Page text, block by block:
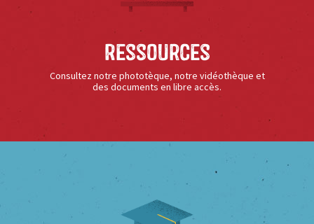
Ressources
Consultez notre phototèque, notre vidéothèque et
des documents en libre accès.